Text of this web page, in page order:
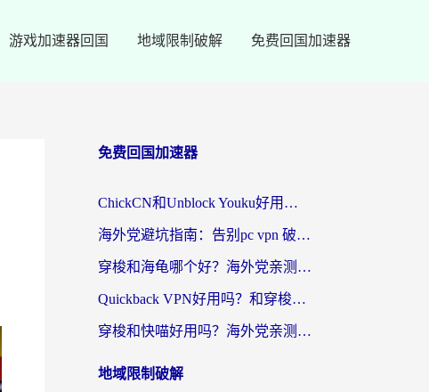
游戏加速器回国 地域限制破解 免费回国加速器
免费回国加速器
ChickCN和Unblock Youku好用吗？海外党亲测3款回国加速器，附iOS免费选择指南
海外党避坑指南：告别pc vpn 破解，选对回国加速器轻松访问国内资源
穿梭和海龟哪个好？海外党亲测回国加速器，附电脑免费VPN推荐
Quickback VPN好用吗？和穿梭VPN对比哪个回国效果更好？海外党必看的真实测评与选择指南
穿梭和快喵好用吗？海外党亲测3款回国加速器，附日本回国VPN避坑指南
地域限制破解